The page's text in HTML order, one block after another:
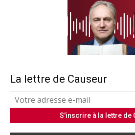
La lettre de Causeur